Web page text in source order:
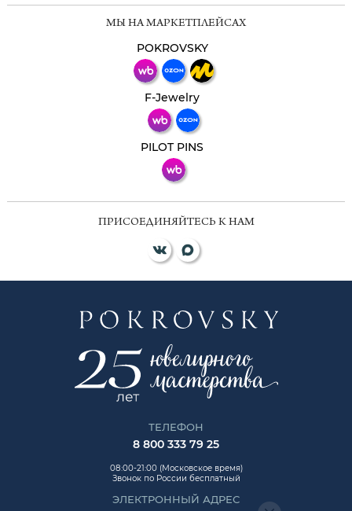
МЫ НА МАРКЕТПЛЕЙСАХ
POKROVSKY
F-Jewelry
PILOT PINS
ПРИСОЕДИНЯЙТЕСЬ К НАМ
ТЕЛЕФОН
8 800 333 79 25
08:00-21:00 (Московское время)
Звонок по России бесплатный
ЭЛЕКТРОННЫЙ АДРЕС